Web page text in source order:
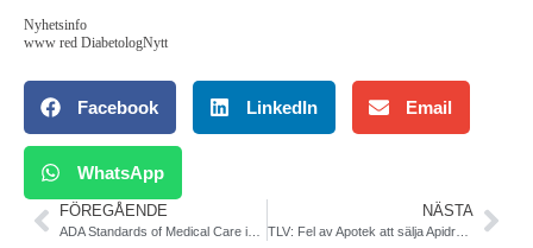
Nyhetsinfo
www red DiabetologNytt
Facebook LinkedIn Email
WhatsApp
FÖREGÅENDE NÄSTA
TLV: Fel av Apotek att sälja Apidra dyrare än förskrivet original. Info ut till apoteken 2013